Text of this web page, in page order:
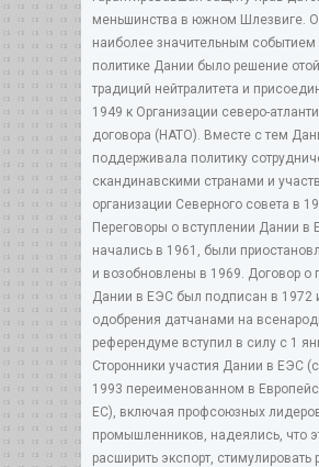
меньшинства в южном Шлезвиге.
наиболее значительным
политике Дании было решение
традиций нейтралитета и
1949 к Организации северо-
договора (НАТО). Вместе с тем
поддерживала политику
скандинавскими странами и
организации Северного совета в
Переговоры о вступлении Дании в
начались в 1961, были
и возобновлены в 1969. Договор о
Дании в ЕЭС был подписан в 1972
одобрения датчанами на
референдуме вступил в силу с 1
Сторонники участия Дании в ЕЭС
1993 переименованном в
ЕС), включая профсоюзных
промышленников, надеялись, что
расширить экспорт, стимулировать